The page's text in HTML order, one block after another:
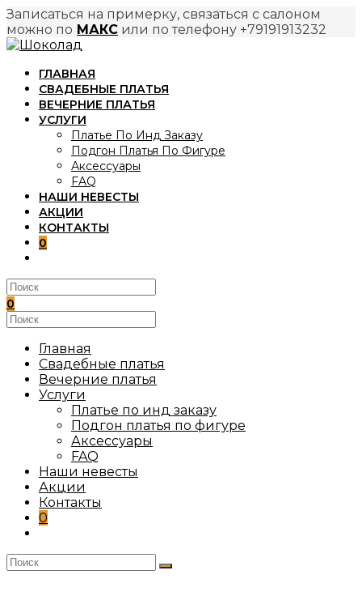
Записаться на примерку, связаться с салоном
можно по МАКС или по телефону +79191913232
Перейти
содержимому
ГЛАВНАЯ
СВАДЕБНЫЕ ПЛАТЬЯ
ВЕЧЕРНИЕ ПЛАТЬЯ
УСЛУГИ
Платье По Инд Заказу
Подгон Платья По Фигуре
Аксессуары
FAQ
НАШИ НЕВЕСТЫ
АКЦИИ
КОНТАКТЫ
0
ПО
ВЕБ-
САЙТУ
0
Поиск
на
сайтеГлавная
Свадебные платья
Вечерние платья
Услуги
Платье по инд заказу
Подгон платья по фигуре
Аксессуары
FAQ
Наши невесты
Акции
Контакты
0
по